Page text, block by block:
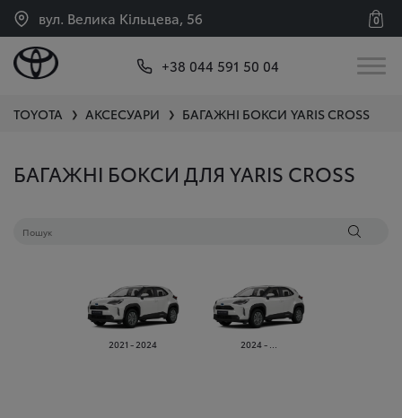
вул. Велика Кільцева, 56 0
+38 044 591 50 04
TOYOTA ❯ АКСЕСУАРИ ❯ БАГАЖНІ БОКСИ YARIS CROSS
БАГАЖНІ БОКСИ ДЛЯ YARIS CROSS
2021 - 2024 2024 - ...